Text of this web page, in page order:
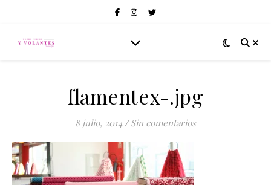
flamentex-.jpg
8 julio, 2014 / Sin comentarios